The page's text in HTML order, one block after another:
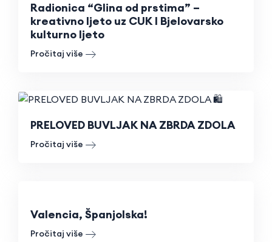
Radionica “Glina od prstima” –
kreativno ljeto uz CUK I Bjelovarsko
kulturno ljeto
Pročitaj više
PRELOVED BUVLJAK NA ZBRDA ZDOLA
Pročitaj više
Valencia, Španjolska!
Pročitaj više